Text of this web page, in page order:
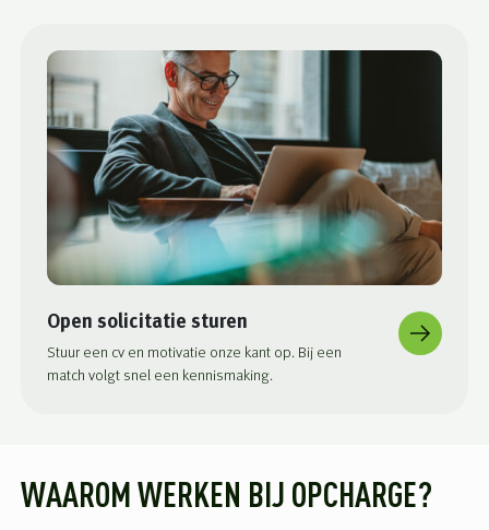
Open solicitatie sturen
Stuur een cv en motivatie onze kant op. Bij een
match volgt snel een kennismaking.
WAAROM WERKEN BIJ OPCHARGE?